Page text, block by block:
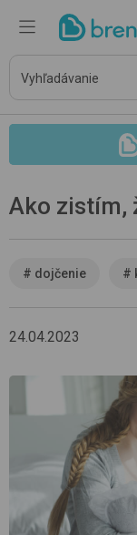
Ako zistím,
# dojčenie #
24.04.2023